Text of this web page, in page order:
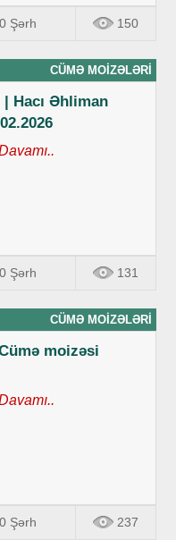
0 Şərh 150
CÜMƏ MOIZƏLƏRI
Hacı Əhliman
0 Şərh 131
CÜMƏ MOIZƏLƏRI
moizəsi
0 Şərh 237